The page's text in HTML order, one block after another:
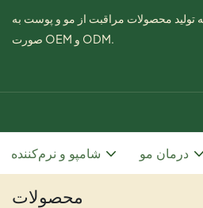
زمینه تولید محصولات مراقبت از مو و پوست به
صورت OEM و ODM.
شامپو و نرم‌کننده درمان مو
محصولات